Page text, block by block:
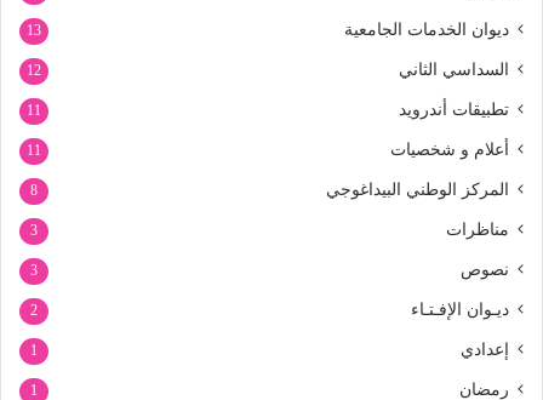
ديوان الخدمات الجامعية 13
السداسي الثاني 12
تطبيقات أندرويد 11
أعلام و شخصيات 11
المركز الوطني البيداغوجي 8
مناظرات 3
نصوص 3
ديـوان الإفـتـاء 2
إعدادي 1
رمضان 1